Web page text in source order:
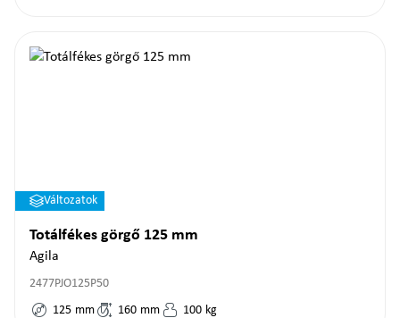
Változatok
Totálfékes görgő 125 mm
Agila
2477PJO125P50
125 mm 160 mm 100 kg